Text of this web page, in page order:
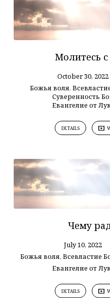
Молитесь
October 30, 2022
Божья воля,
Суверенность
Евангелие от
DETAILS
Чему
July 10, 2022
Божья воля, Всевластие
Евангелие от
DETAILS